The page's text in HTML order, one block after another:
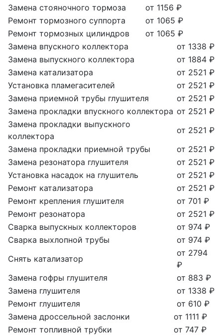
Замена стояночного тормоза
от 1156 ₽
Ремонт тормозного суппорта
от 1065 ₽
Ремонт тормозных цилиндров
от 1065 ₽
Замена впускного коллектора
от 1338 ₽
Замена выпускного коллектора
от 1884 ₽
Замена катализатора
от 2521 ₽
Установка пламегасителей
от 2521 ₽
Замена приемной трубы глушителя
от 2521 ₽
Замена прокладки впускного коллектора от 2521 ₽
Замена прокладки выпускного
коллектора
от 2521 ₽
Замена прокладки приемной трубы
от 2521 ₽
Замена резонатора глушителя
от 2521 ₽
Установка насадок на глушитель
от 2521 ₽
Ремонт катализатора
от 2521 ₽
Ремонт крепления глушителя
от 701 ₽
Ремонт резонатора
от 2521 ₽
Сварка выпускных коллекторов
от 974 ₽
Сварка выхлопной трубы
от 974 ₽
Снять катализатор
от 2794
₽
Замена гофры глушителя
от 883 ₽
Замена глушителя
от 1338 ₽
Ремонт глушителя
от 610 ₽
Замена дроссельной заслонки
от 1111 ₽
Ремонт топливной трубки
от 747 ₽